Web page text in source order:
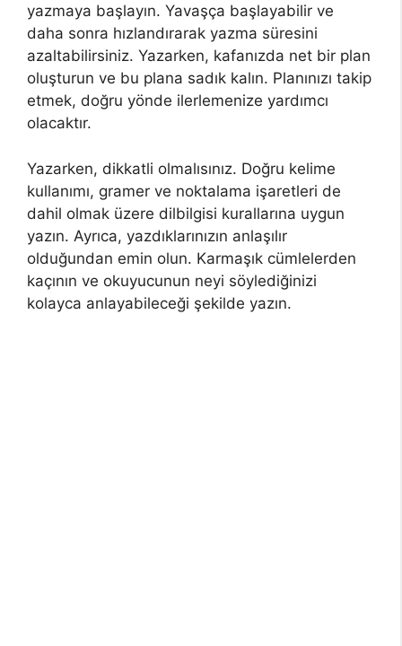
yazmaya başlayın. Yavaşça başlayabilir ve
daha sonra hızlandırarak yazma süresini
azaltabilirsiniz. Yazarken, kafanızda net bir plan
oluşturun ve bu plana sadık kalın. Planınızı takip
etmek, doğru yönde ilerlemenize yardımcı
olacaktır.
Yazarken, dikkatli olmalısınız. Doğru kelime
kullanımı, gramer ve noktalama işaretleri de
dahil olmak üzere dilbilgisi kurallarına uygun
yazın. Ayrıca, yazdıklarınızın anlaşılır
olduğundan emin olun. Karmaşık cümlelerden
kaçının ve okuyucunun neyi söylediğinizi
kolayca anlayabileceği şekilde yazın.